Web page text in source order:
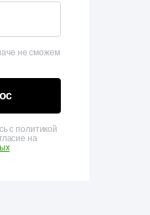
не сможем
с политикой
на